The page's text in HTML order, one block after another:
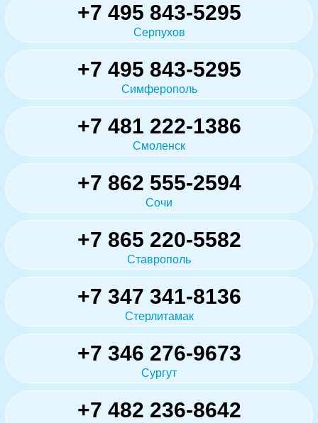
+7 495 843-5295
Серпухов
+7 495 843-5295
Симферополь
+7 481 222-1386
Смоленск
+7 862 555-2594
Сочи
+7 865 220-5582
Ставрополь
+7 347 341-8136
Стерлитамак
+7 346 276-9673
Сургут
+7 482 236-8642